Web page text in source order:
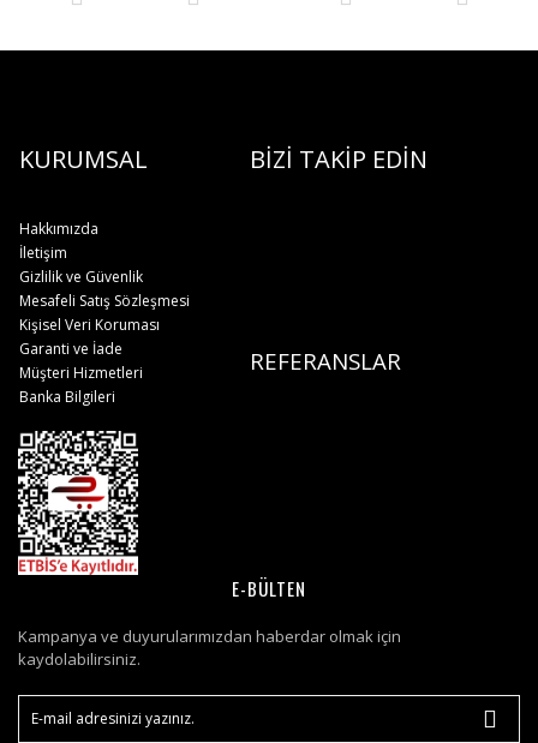
KURUMSAL BİZİ TAKİP EDİN
Hakkımızda
İletişim
Gizlilik ve Güvenlik
Mesafeli Satış Sözleşmesi
Kişisel Veri Koruması
REFERANSLAR
Garanti ve İade
Müşteri Hizmetleri
Banka Bilgileri
E-BÜLTEN
Kampanya ve duyurularımızdan haberdar olmak için
kaydolabilirsiniz.